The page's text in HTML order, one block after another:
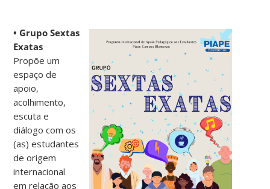
• Grupo Sextas
Exatas
Propõe um
espaço de
apoio,
acolhimento,
escuta e
diálogo com os
(as) estudantes
de origem
internacional
em relação aos